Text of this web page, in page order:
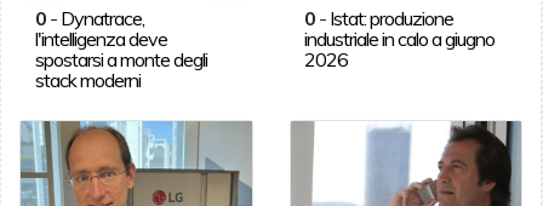
0- Dynatrace,
l'intelligenza deve
spostarsi a monte degli
stack moderni
0 - Istat: produzione
industriale in calo a giugno
2026